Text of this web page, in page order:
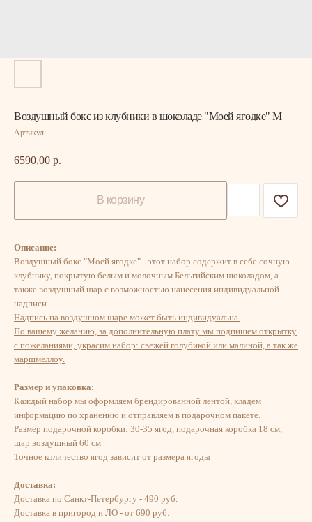
Воздушный бокс из клубники в шоколаде "Моей ягодке" M
Артикул:
6590,00 р.
В корзину
Описание:
Воздушный бокс "Моей ягодке" - этот набор содержит в себе сочную
клубнику, покрытую белым и молочным Бельгийским шоколадом, а
также воздушный шар с возможностью нанесения индивидуальной
надписи.
Надпись на воздушном шаре может быть индивидуальна.
По вашему желанию, за дополнительную плату мы подпишем открытку
с пожеланиями, украсим набор: свежей голубикой или малиной, а так же
маршмеллоу.
Размер и упаковка:
Каждый набор мы оформляем брендированной лентой, кладем
информацию по хранению и отправляем в подарочном пакете.
Размер подарочной коробки: 30-35 ягод, подарочная коробка 18 см,
шар воздушный 60 см
Точное количество ягод зависит от размера ягоды
Доставка:
Доставка по Санкт-Петербургу - 490 руб.
Доставка в пригород и ЛО - от 690 руб.